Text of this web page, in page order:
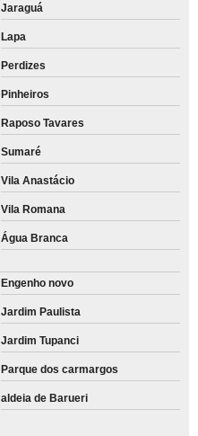
Jaraguá
Lapa
Perdizes
Pinheiros
Raposo Tavares
Sumaré
Vila Anastácio
Vila Romana
Água Branca
Engenho novo
Jardim Paulista
Jardim Tupanci
Parque dos carmargos
aldeia de Barueri